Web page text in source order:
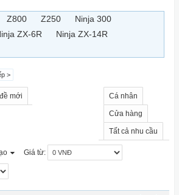
Z800 Z250
Ninja 300
ZX-6R
Ninja ZX-14R
>
mới Cá nhân
Cửa hàng
Tất cả nhu cầu
Giá từ: